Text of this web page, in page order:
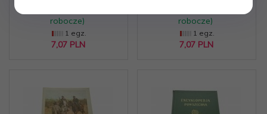
robocze)
1 egz.
7,07 PLN
robocze)
1 egz.
7,07 PLN